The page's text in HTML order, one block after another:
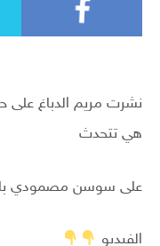
نشرت مريم الدباغ
هي تتحدث
على سوسن مصمودي
الفيديو